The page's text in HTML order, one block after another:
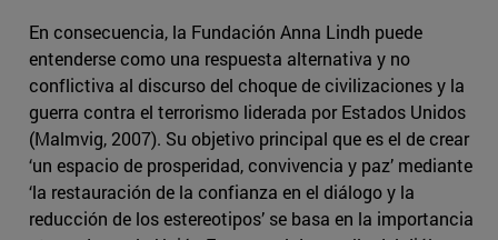
En consecuencia, la Fundación Anna Lindh puede
entenderse como una respuesta alternativa y no
conflictiva al discurso del choque de civilizaciones y la
guerra contra el terrorismo liderada por Estados Unidos
(Malmvig, 2007). Su objetivo principal que es el de crear
‘un espacio de prosperidad, convivencia y paz’ mediante
‘la restauración de la confianza en el diálogo y la
reducción de los estereotipos’ se basa en la importancia